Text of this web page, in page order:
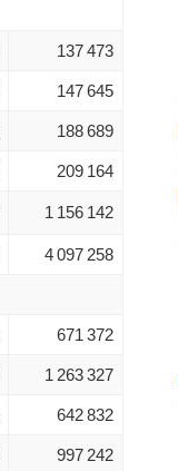
137 473
147 645
188 689
209 164
1 156 142
4 097 258
671 372
1 263 327
642 832
997 242